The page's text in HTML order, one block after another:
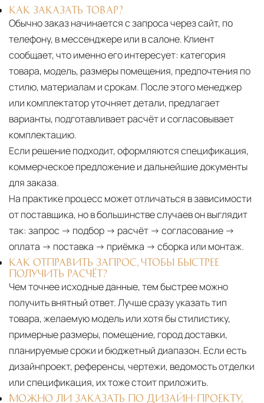
КАК ЗАКАЗАТЬ ТОВАР?
Обычно заказ начинается с запроса через сайт, по
телефону, в мессенджере или в салоне. Клиент
сообщает, что именно его интересует: категория
товара, модель, размеры помещения, предпочтения по
стилю, материалам и срокам. После этого менеджер
или комплектатор уточняет детали, предлагает
варианты, подготавливает расчёт и согласовывает
комплектацию.
Если решение подходит, оформляются спецификация,
коммерческое предложение и дальнейшие документы
для заказа.
На практике процесс может отличаться в зависимости
от поставщика, но в большинстве случаев он выглядит
так: запрос → подбор → расчёт → согласование →
оплата → поставка → приёмка → сборка или монтаж.
КАК ОТПРАВИТЬ ЗАПРОС, ЧТОБЫ БЫСТРЕЕ
ПОЛУЧИТЬ РАСЧЁТ?
Чем точнее исходные данные, тем быстрее можно
получить внятный ответ. Лучше сразу указать тип
товара, желаемую модель или хотя бы стилистику,
примерные размеры, помещение, город доставки,
планируемые сроки и бюджетный диапазон. Если есть
дизайнпроект, референсы, чертежи, ведомость отделки
или спецификация, их тоже стоит приложить.
МОЖНО ЛИ ЗАКАЗАТЬ ПО ДИЗАЙН-ПРОЕКТУ,